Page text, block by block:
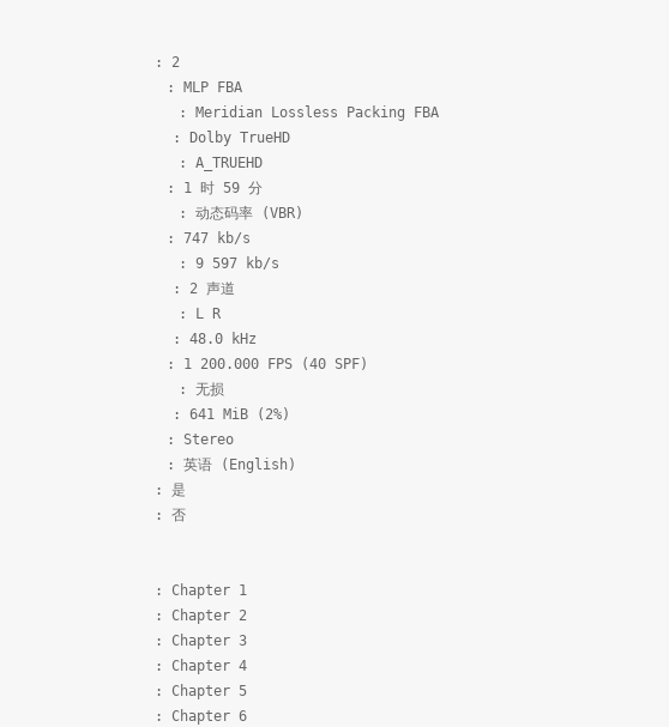
: 2
: MLP FBA
: Meridian Lossless Packing FBA
: Dolby TrueHD
ID : A_TRUEHD
: 1 时 59 分
: 动态码率 (VBR)
: 747 kb/s
率 : 9 597 kb/s
: 2 声道
局 : L R
: 48.0 kHz
200.000 FPS (40 SPF)
式 : 无损
: 641 MiB (2%)
: Stereo
英语 (English)
: 是
: 否
: Chapter 1
: Chapter 2
: Chapter 3
: Chapter 4
: Chapter 5
: Chapter 6